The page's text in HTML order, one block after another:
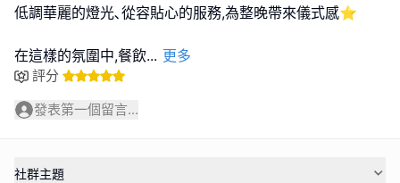
低調華麗的燈光､從容貼心的服務,為整晚帶來儀式感⭐️
在這樣的氛圍中,餐飲... 更多
評分
發表第一個留言...
社群主題